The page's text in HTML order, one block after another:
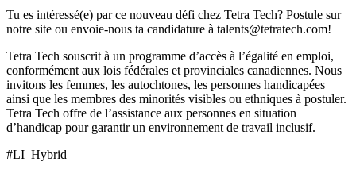
Tu es intéressé(e) par ce nouveau défi chez Tetra Tech? Postule sur
notre site ou envoie-nous ta candidature à talents@tetratech.com!
Tetra Tech souscrit à un programme d’accès à l’égalité en emploi,
conformément aux lois fédérales et provinciales canadiennes. Nous
invitons les femmes, les autochtones, les personnes handicapées
ainsi que les membres des minorités visibles ou ethniques à postuler.
Tetra Tech offre de l’assistance aux personnes en situation
d’handicap pour garantir un environnement de travail inclusif.
#LI_Hybrid